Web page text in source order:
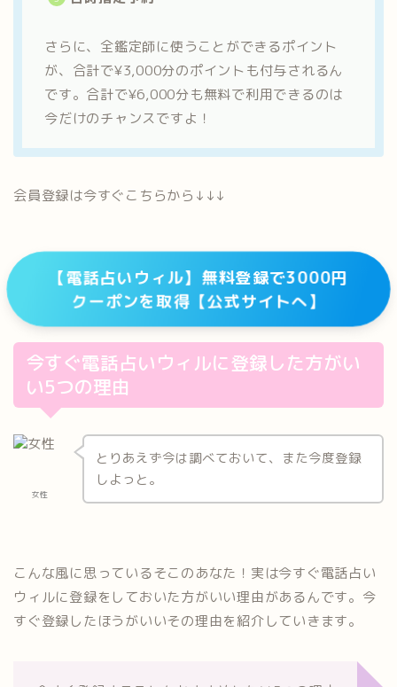
さらに、全鑑定師に使うことができるポイント
が、合計で¥3,000分のポイントも付与されるん
です。合計で¥6,000分も無料で利用できるのは
今だけのチャンスですよ！
会員登録は今すぐこちらから↓↓↓
【電話占いウィル】無料登録で3000円
クーポンを取得【公式サイトへ】
今すぐ電話占いウィルに登録した方がい
い5つの理由
女性
とりあえず今は調べておいて、また今度登録
しよっと。
こんな風に思っているそこのあなた！実は今すぐ電話占い
ウィルに登録をしておいた方がいい理由があるんです。今
すぐ登録したほうがいいその理由を紹介していきます。